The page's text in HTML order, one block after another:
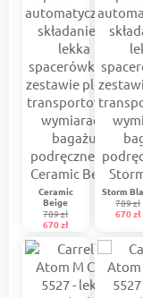
Ceramic
Beige
789 zł
670 zł
Storm
789 zł
670 zł